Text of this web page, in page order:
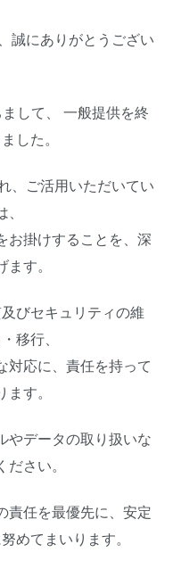
誠にありがとうござい
して、 一般提供を終
した。
、ご活用いただいてい
お掛けすることを、深
す。
びセキュリティの維
移行、
対応に、責任を持って
す。
やデータの取り扱いな
さい。
責任を最優先に、安定
めてまいります。